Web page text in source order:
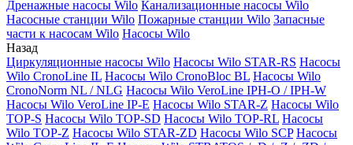
Дренажные насосы Wilo Канализационные насосы Wilo
Насосные станции Wilo Пожарные станции Wilo Запасные
части к насосам Wilo Насосы Wilo
Назад
Циркуляционные насосы Wilo Насосы Wilo STAR-RS Насосы
Wilo CronoLine IL Насосы Wilo CronoBloc BL Насосы Wilo
CronoNorm NL / NLG Насосы Wilo VeroLine IPH-O / IPH-W
Насосы Wilo VeroLine IP-E Насосы Wilo STAR-Z Насосы Wilo
TOP-S Насосы Wilo TOP-SD Насосы Wilo TOP-RL Насосы
Wilo TOP-Z Насосы Wilo STAR-ZD Насосы Wilo SCP Насосы